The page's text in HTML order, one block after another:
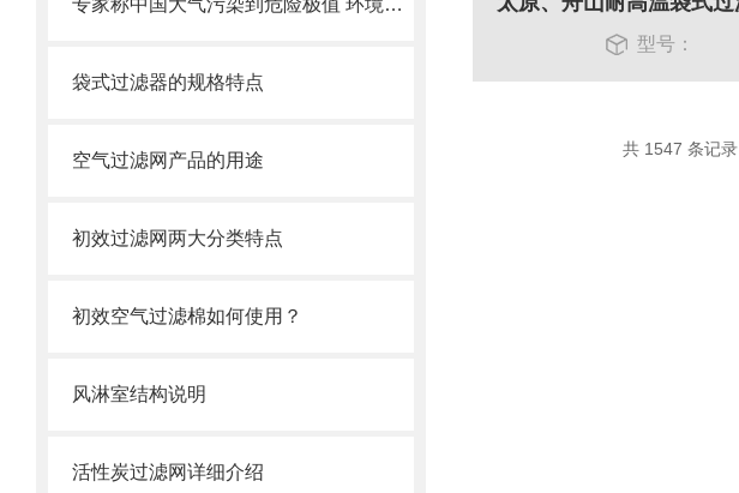
专家称中国大气污染到危险极值 环境治理刻不容缓
袋式过滤器的规格特点
空气过滤网产品的用途
初效过滤网两大分类特点
初效空气过滤棉如何使用？
风淋室结构说明
活性炭过滤网详细介绍
型号：
共 1547 条记